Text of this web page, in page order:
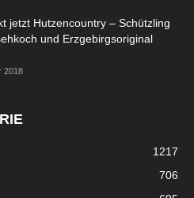
jetzt Hutzencountry – Schützling
und Erzgebirgsoriginal
2018
1217
706